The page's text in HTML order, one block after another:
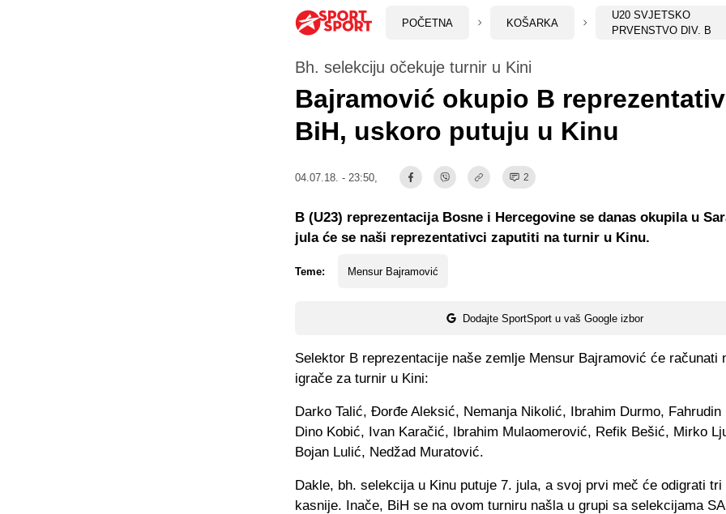
POČETNA KOŠARKA
U20 SVJETSKO
PRVENSTVO DIV. B
Bh. selekciju očekuje turnir u Kini
Bajramović okupio B
BiH, uskoro putuju u Kinu
04.07.18. - 23:50, 2
Teme: Mensur Bajramović
Dodajte SportSport u vaš Google izbor
B (U23) reprezentacija Bosne i Hercegovine se danas okupila u
jula će se naši reprezentativci zaputiti na turnir u Kinu.
Selektor B reprezentacije naše zemlje Mensur Bajramović će računati
igrače za turnir u Kini:
Darko Talić, Đorđe Aleksić, Nemanja Nikolić, Ibrahim Durmo, Fahrudin
Dino Kobić, Ivan Karačić, Ibrahim Mulaomerović, Refik Bešić, Mirko
Bojan Lulić, Nedžad Muratović.
Dakle, bh. selekcija u Kinu putuje 7. jula, a svoj prvi meč će odigrati tri
kasnije. Inače, BiH se na ovom turniru našla u grupi sa selekcijama